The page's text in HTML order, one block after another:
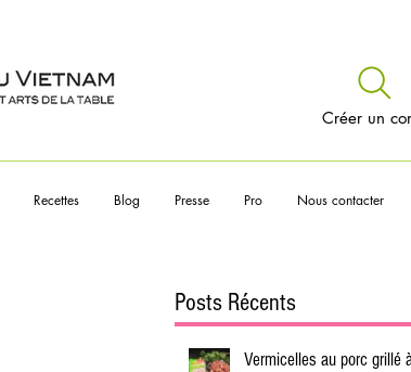
Créer un
Recettes Blog Presse Pro Nous contacter
Posts Récents
Vermicelles au porc grillé à